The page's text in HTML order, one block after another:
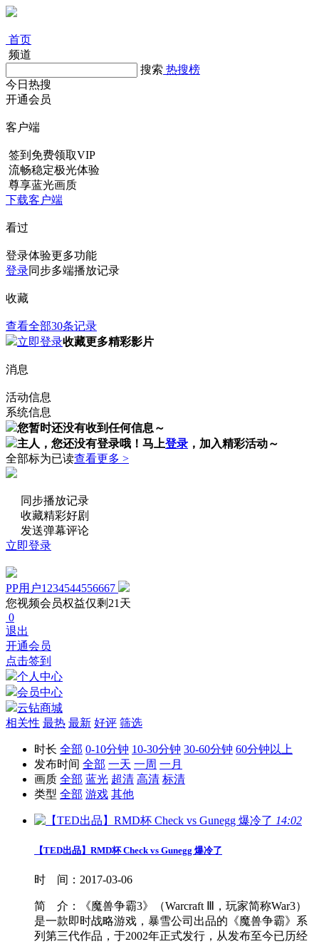
首页
频道
搜索 热搜榜
今日热搜
开通会员
客户端
签到免费领取VIP
流畅稳定极光体验
尊享蓝光画质
下载客户端
看过
登录体验更多功能
登录同步多端播放记录
收藏
查看全部30条记录
立即登录收藏更多精彩影片
消息
活动信息
系统信息
您暂时还没有收到任何信息～
主人，您还没有登录哦！ 马上登录 ，加入精彩活动～
全部标为已读查看更多 >
同步播放记录
收藏精彩好剧
发送弹幕评论
立即登录
PP用户1234544556667
您视频会员权益仅剩21天
0
退出
开通会员
点击签到
个人中心
会员中心
云钻商城
相关性 最热 最新 好评 筛选
时长 全部 0-10分钟 10-30分钟 30-60分钟 60分钟以上
发布时间 全部 一天 一周 一月
画质 全部 蓝光 超清 高清 标清
类型 全部 游戏 其他
14:02
【TED出品】RMD杯 Check vs Gunegg 爆冷了
时 间： 2017-03-06
简 介：
《魔兽争霸3》（Warcraft Ⅲ，玩家简称War3）
是一款即时战略游戏，暴雪公司出品的《魔兽争霸》系
列第三代作品，于2002年正式发行，从发布至今已历经